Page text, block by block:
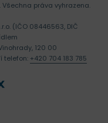
Všechna práva vyhrazena.
(IČO 08446563, DIČ
120 00
telefon: +420 704 183 785